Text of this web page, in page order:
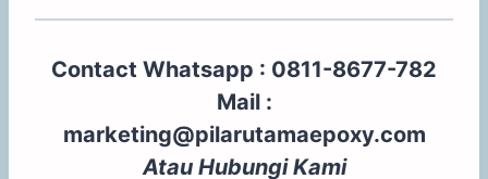
Contact Whatsapp : 0811-8677-782
Mail :
marketing@pilarutamaepoxy.com
Atau Hubungi Kami